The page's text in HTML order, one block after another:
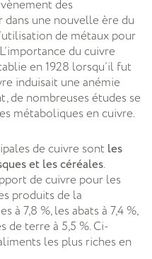
des
dans une nouvelle ère du
de métaux pour
du cuivre
en 1928 lorsqu’il fut
induisait une anémie
de nombreuses études se
métaboliques en cuivre.
de cuivre sont les
et les céréales.
de cuivre pour les
produits de la
à 7,8 %, les abats à 7,4 %,
de terre à 5,5 %. Ci-
les plus riches en